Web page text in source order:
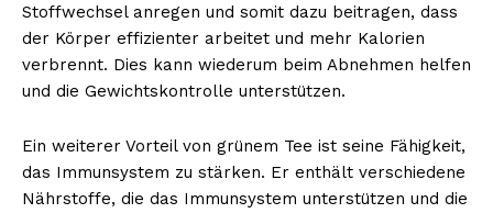
Stoffwechsel anregen und somit dazu beitragen, dass
der Körper effizienter arbeitet und mehr Kalorien
verbrennt. Dies kann wiederum beim Abnehmen helfen
und die Gewichtskontrolle unterstützen.
Ein weiterer Vorteil von grünem Tee ist seine Fähigkeit,
das Immunsystem zu stärken. Er enthält verschiedene
Nährstoffe, die das Immunsystem unterstützen und die